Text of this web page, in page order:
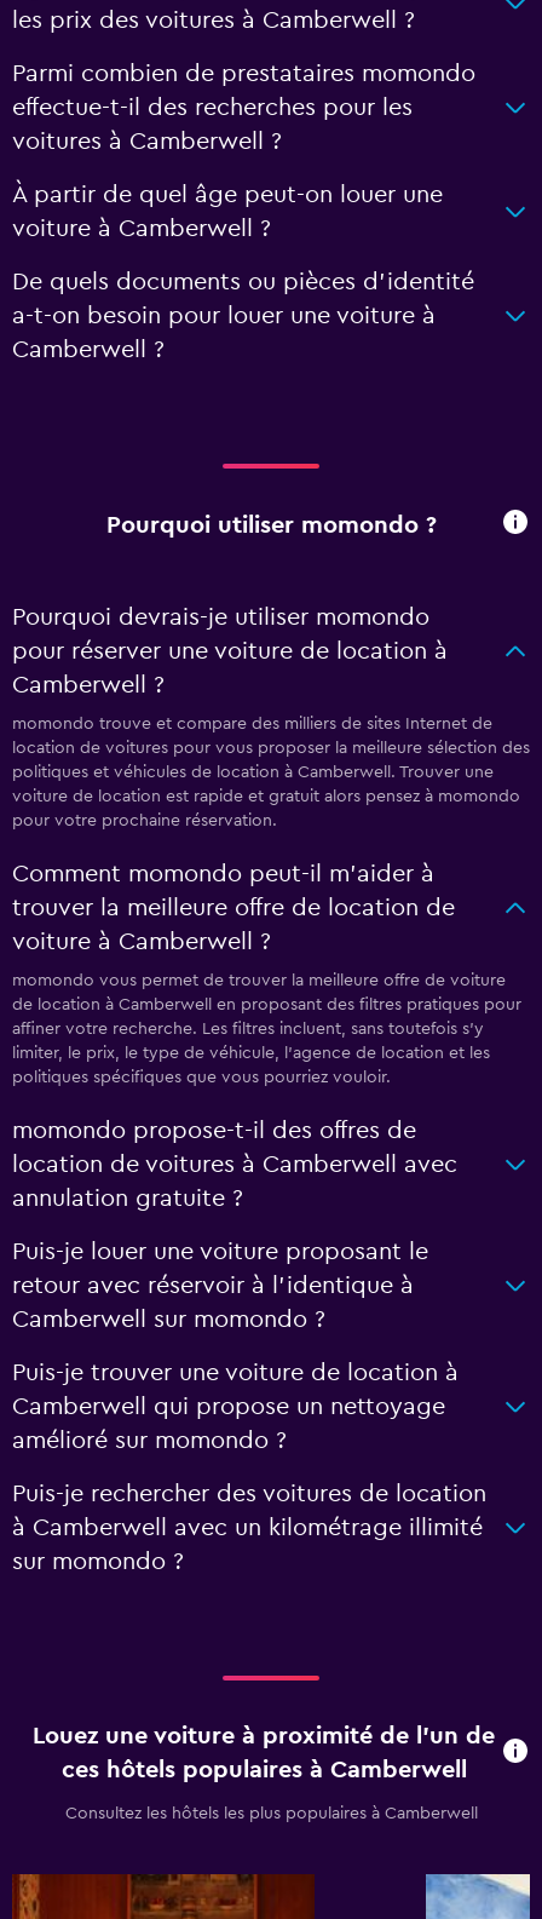
les prix des voitures à Camberwell ?
Parmi combien de prestataires momondo
effectue-t-il des recherches pour les
voitures à Camberwell ?
À partir de quel âge peut-on louer une
voiture à Camberwell ?
De quels documents ou pièces d'identité
a-t-on besoin pour louer une voiture à
Camberwell ?
Pourquoi utiliser momondo ?
Pourquoi devrais-je utiliser momondo
pour réserver une voiture de location à
Camberwell ?
momondo trouve et compare des milliers de sites Internet de
location de voitures pour vous proposer la meilleure sélection des
politiques et véhicules de location à Camberwell. Trouver une
voiture de location est rapide et gratuit alors pensez à momondo
pour votre prochaine réservation.
Comment momondo peut-il m’aider à
trouver la meilleure offre de location de
voiture à Camberwell ?
momondo vous permet de trouver la meilleure offre de voiture
de location à Camberwell en proposant des filtres pratiques pour
affiner votre recherche. Les filtres incluent, sans toutefois s'y
limiter, le prix, le type de véhicule, l'agence de location et les
politiques spécifiques que vous pourriez vouloir.
momondo propose-t-il des offres de
location de voitures à Camberwell avec
annulation gratuite ?
Puis-je louer une voiture proposant le
retour avec réservoir à l’identique à
Camberwell sur momondo ?
Puis-je trouver une voiture de location à
Camberwell qui propose un nettoyage
amélioré sur momondo ?
Puis-je rechercher des voitures de location
à Camberwell avec un kilométrage illimité
sur momondo ?
Louez une voiture à proximité de l’un de
ces hôtels populaires à Camberwell
Consultez les hôtels les plus populaires à Camberwell